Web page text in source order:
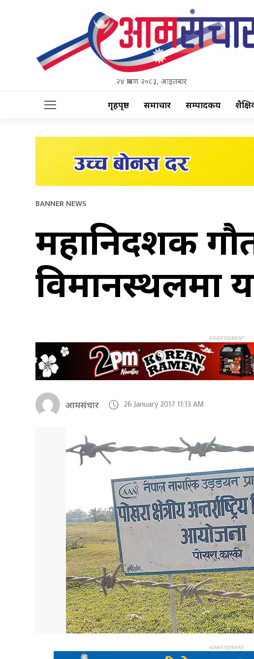
२४ श्रावण २०८३, आइतबार
गृहपृष्ठ समाचार सम्पादकीय
BANNER NEWS
महानिर्देशक
विमानस्थलमा
आमसंचार 26 January 2017 11:13 AM